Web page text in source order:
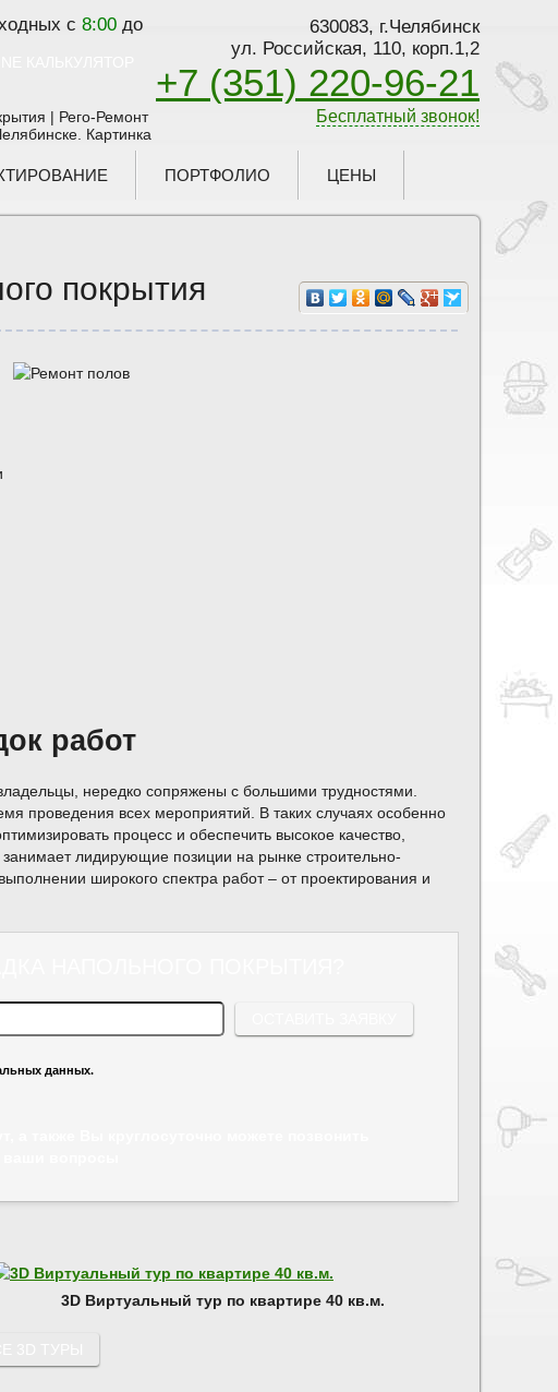
с 8:00 до
КАЛЬКУЛЯТОР
630083, г.Челябинск
ул. Российская, 110, корп.1,2
+7 (351) 220-96-21
Бесплатный звонок!
ПОРТФОЛИО ЦЕНЫ
покрытия
работ
нередко сопряжены с большими трудностями.
проведения всех мероприятий. В таких случаях особенно
процесс и обеспечить высокое качество,
лидирующие позиции на рынке строительно-
широкого спектра работ – от проектирования и
данных.
3D Виртуальный тур по квартире 40 кв.м.